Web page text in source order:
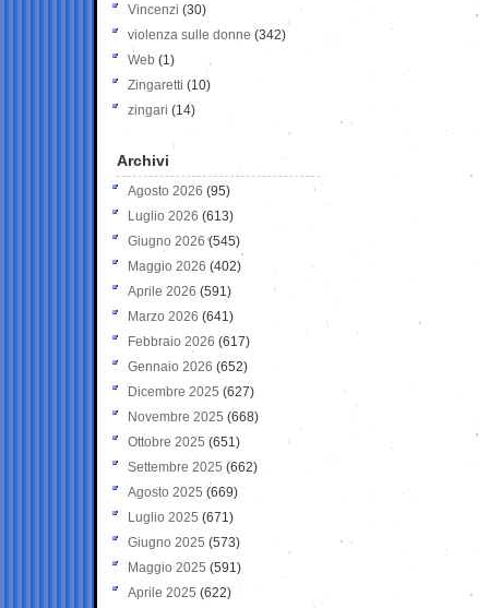
Vincenzi (30)
violenza sulle donne (342)
Web (1)
Zingaretti (10)
zingari (14)
Archivi
Agosto 2026 (95)
Luglio 2026 (613)
Giugno 2026 (545)
Maggio 2026 (402)
Aprile 2026 (591)
Marzo 2026 (641)
Febbraio 2026 (617)
Gennaio 2026 (652)
Dicembre 2025 (627)
Novembre 2025 (668)
Ottobre 2025 (651)
Settembre 2025 (662)
Agosto 2025 (669)
Luglio 2025 (671)
Giugno 2025 (573)
Maggio 2025 (591)
Aprile 2025 (622)